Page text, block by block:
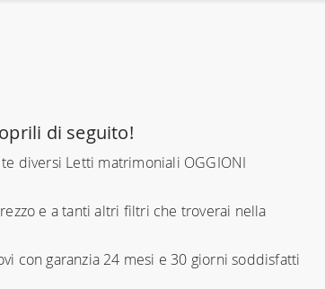
di seguito!
diversi Letti matrimoniali OGGIONI
e a tanti altri filtri che troverai nella
con garanzia 24 mesi e 30 giorni soddisfatti